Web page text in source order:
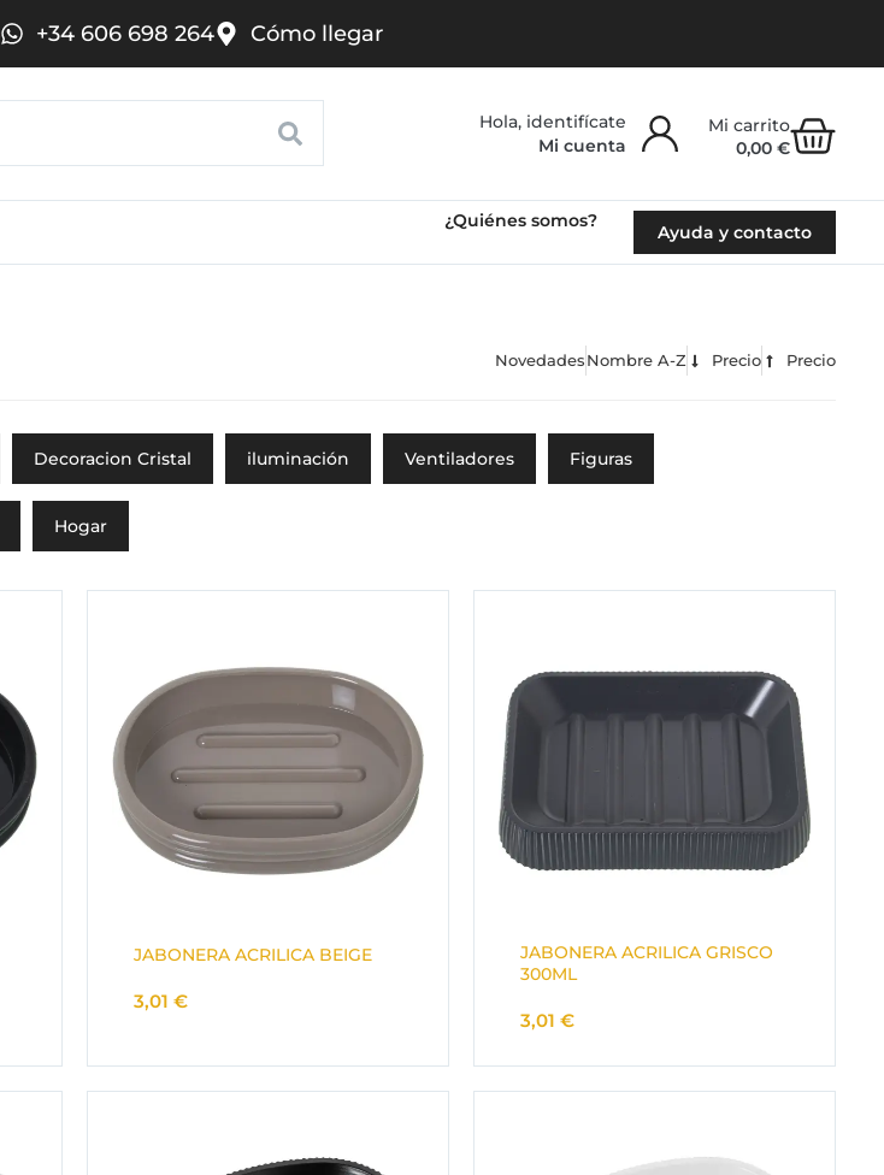
+34 606 698 264 Cómo llegar
Mi cuenta 0,00 €
¿Quiénes somos?
Ayuda y contacto
Novedades Nombre A-Z Precio Precio
Decoracion Cristal iluminación Ventiladores Figuras
Hogar
JABONERA ACRILICA BEIGE
3,01 €
JABONERA ACRILICA GRISCO
300ML
3,01 €